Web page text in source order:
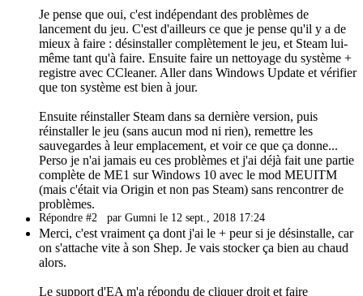
Je pense que oui, c'est indépendant des problèmes de
lancement du jeu. C'est d'ailleurs ce que je pense qu'il y a de
mieux à faire : désinstaller complètement le jeu, et Steam lui-
même tant qu'à faire. Ensuite faire un nettoyage du système +
registre avec CCleaner. Aller dans Windows Update et vérifier
que ton système est bien à jour.
Ensuite réinstaller Steam dans sa dernière version, puis
réinstaller le jeu (sans aucun mod ni rien), remettre les
sauvegardes à leur emplacement, et voir ce que ça donne...
Perso je n'ai jamais eu ces problèmes et j'ai déjà fait une partie
complète de ME1 sur Windows 10 avec le mod MEUITM
(mais c'était via Origin et non pas Steam) sans rencontrer de
problèmes.
Répondre #2 par Gumni le 12 sept., 2018 17:24
Merci, c'est vraiment ça dont j'ai le + peur si je désinstalle, car
on s'attache vite à son Shep. Je vais stocker ça bien au chaud
alors.
Le support d'EA m'a répondu de cliquer droit et faire